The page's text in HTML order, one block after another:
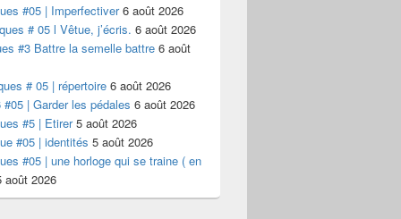
#05 | Imperfectiver 6 août 2026
# 05 l Vêtue, j’écris. 6 août 2026
#3 Battre la semelle battre 6 août
# 05 | répertoire 6 août 2026
#05 | Garder les pédales 6 août 2026
#5 | Etirer 5 août 2026
#05 | identités 5 août 2026
#05 | une horloge qui se traine ( en
août 2026